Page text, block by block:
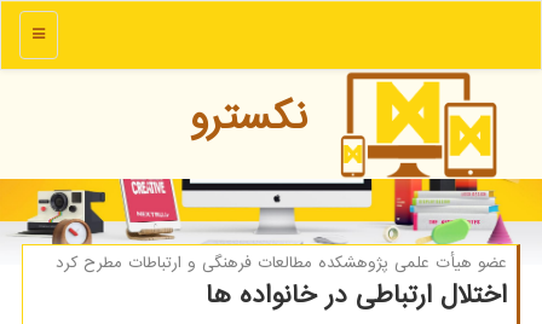
منو
نكسترو
عضو هیأت علمی پژوهشكده مطالعات فرهنگی و ارتباطات مطرح كرد
اختلال ارتباطی در خانواده ها